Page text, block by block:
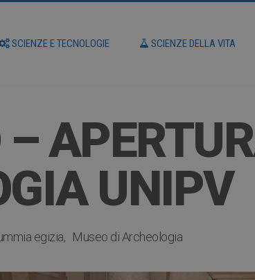
SCIENZE E TECNOLOGIE SCIENZE DELLA VITA
UNIPV
egizia Museo di Archeologia